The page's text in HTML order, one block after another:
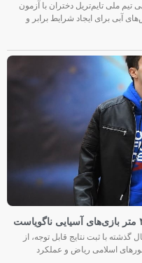
ملی تایم‌تریل دختران با آزمون
آبی برای ایجاد شرایط برابر و
با ثبت نتایج قابل توجه، از
اسلامی ریاض و عملکرد